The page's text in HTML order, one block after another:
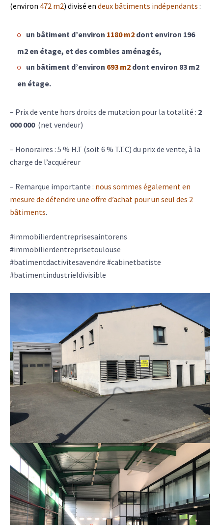
(environ 472 m2) divisé en deux bâtiments indépendants :
un bâtiment d’environ 1180 m2dont environ 196
m2 en étage, et des combles aménagés,
un bâtiment d’environ 693 m2dont environ 83 m2
en étage.
– Prix de vente hors droits de mutation pour la totalité : 2
000 000 (net vendeur)
– Honoraires : 5 % H.T (soit 6 % T.T.C) du prix de vente, à la
charge de l’acquéreur
– Remarque importante : nous sommes également en
mesure de défendre une offre d’achat pour un seul des 2
bâtiments.
#immobilierdentreprisesaintorens
#immobilierdentreprisetoulouse
#batimentdactivitesavendre #cabinetbatiste
#batimentindustrieldivisible